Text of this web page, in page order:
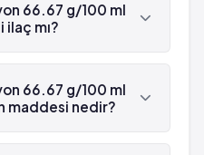
66.67 g/100 ml
mı?
66.67 g/100 ml
66.67 g/100 ml
maddesi nedir?
66.67 g/100 ml 200